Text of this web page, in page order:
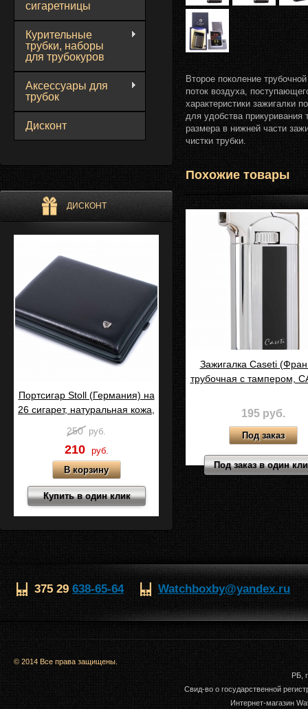
сигаретницы
Курительные
трубки, наборы
для трубокуров
Аксессуары для
трубок
Дисконт
ДИСКОНТ
Портсигар Stoll (Германия) на
26 сигарет, натуральная кожа,
Черный калипсо, C05-1
250 руб.
210 руб.
Купить в один клик
Второе поколение
поток воздуха,
характеристики
для удобства
размера в нижней части
чистки трубки.
Похожие товары
Зажигалка Caseti
трубочная с тампером,
195 руб.
Под заказ в один
375 29638-65-64 Watchboxby@yandex.ru
© 2014 Все права защищены.
РБ,
Свид-во о государственной
Интернет-магазин